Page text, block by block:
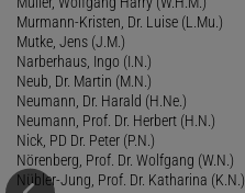
Murmann-Kristen, Dr. Luise (L.Mu.)
Mutke, Jens (J.M.)
Narberhaus, Ingo (I.N.)
Neub, Dr. Martin (M.N.)
Neumann, Dr. Harald (H.Ne.)
Neumann, Prof. Dr. Herbert (H.N.)
Nick, PD Dr. Peter (P.N.)
Nörenberg, Prof. Dr. Wolfgang (W.N.)
Nübler-Jung, Prof. Dr. Katharina (K.N.)